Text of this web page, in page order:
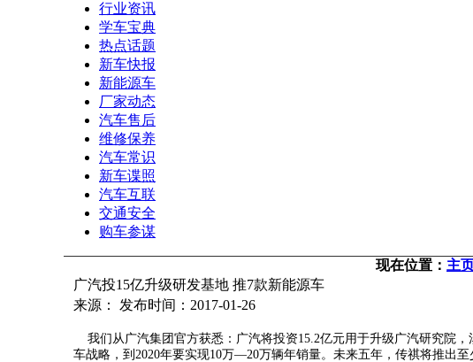
行业资讯
学车宝典
热点话题
新车快报
新能源车
厂家动态
汽车售后
维修保养
汽车常识
新车谍照
汽车互联
交通安全
购车参谋
现在位置： 主
广汽投15亿升级研发基地 推7款新能源车
来源： 发布时间：2017-01-26
我们从广汽集团官方获悉：广汽将投资15.2亿元用于升级广汽研究院
车战略，到2020年要实现10万—20万辆年销量。未来五年，传祺将推出